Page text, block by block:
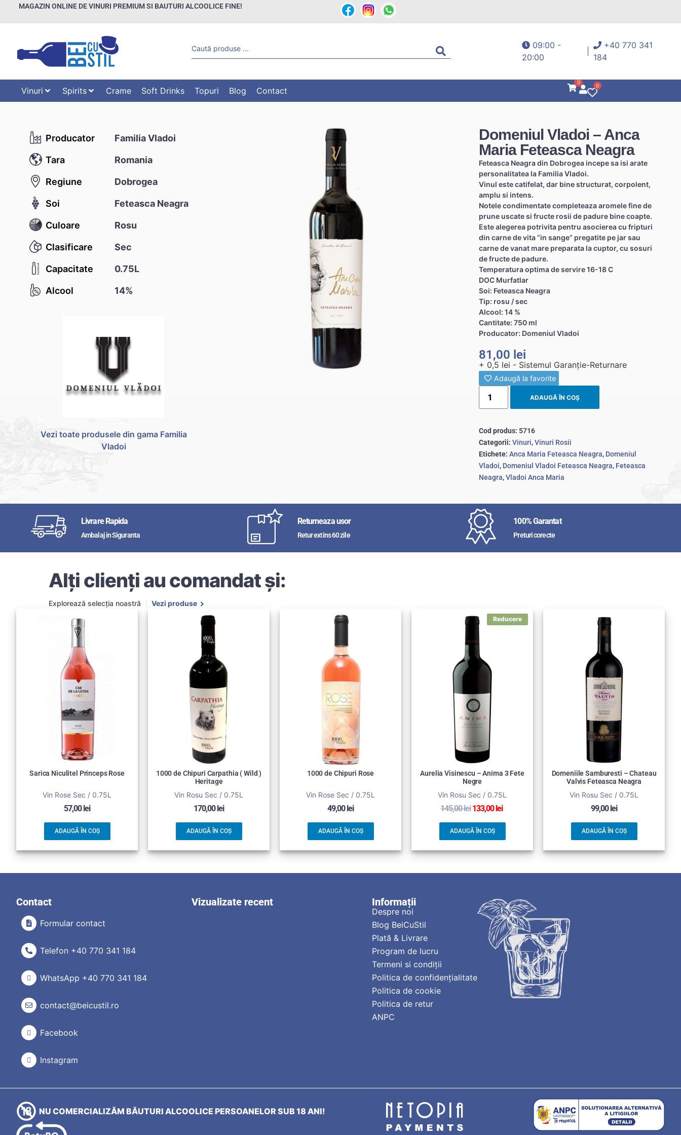
MAGAZIN ONLINE DE VINURI PREMIUM SI BAUTURI ALCOOLICE FINE!
09:00 -
20:00
+40 770 341
184
Vinuri Spirits Crame Soft Drinks Topuri Blog Contact
0
0
Producator Familia Vladoi
Tara Romania
Regiune Dobrogea
Soi Feteasca Neagra
Culoare Rosu
Clasificare Sec
Capacitate 0.75L
Alcool 14%
Vezi toate produsele din gama Familia
Vladoi
Domeniul Vladoi – Anca
Maria Feteasca Neagra
Feteasca Neagra din Dobrogea incepe sa isi arate
personalitatea la Familia Vladoi.
Vinul este catifelat, dar bine structurat, corpolent,
amplu si intens.
Notele condimentate completeaza aromele fine de
prune uscate si fructe rosii de padure bine coapte.
Este alegerea potrivita pentru asocierea cu fripturi
din carne de vita “in sange” pregatite pe jar sau
carne de vanat mare preparata la cuptor, cu sosuri
de fructe de padure.
Temperatura optima de servire 16-18 C
DOC Murfatlar
Soi: Feteasca Neagra
Tip: rosu / sec
Alcool: 14 %
Cantitate: 750 ml
Producator: Domeniul Vladoi
81,00 lei
+ 0,5 lei - Sistemul Garanție-Returnare
Adaugă la favorite
ADAUGĂ ÎN COȘ
Cod produs: 5716
Categorii: Vinuri,Vinuri Rosii
Etichete: Anca Maria Feteasca Neagra, Domeniul
Vladoi, Domeniul Vladoi Feteasca Neagra, Feteasca
Neagra,Vladoi Anca Maria
Livrare Rapida
Ambalaj in Siguranta
Returneaza usor
Retur extins 60 zile
100% Garantat
Preturi corecte
Alți clienți au comandat și:
Explorează selecția noastră Vezi produse
Sarica Niculitel Princeps Rose
Vin Rose Sec / 0.75L
57,00 lei
ADAUGĂ ÎN COȘ
1000 de Chipuri Carpathia ( Wild )
Heritage
Vin Rosu Sec / 0.75L
170,00 lei
ADAUGĂ ÎN COȘ
1000 de Chipuri Rose
Vin Rose Sec / 0.75L
49,00 lei
ADAUGĂ ÎN COȘ
Aurelia Visinescu – Anima 3 Fete
Negre
Vin Rosu Sec / 0.75L
145,00lei 133,00 lei
ADAUGĂ ÎN COȘ
Domeniile Samburesti – Chateau
Valvis Feteasca Neagra
Vin Rosu Sec / 0.75L
99,00 lei
ADAUGĂ ÎN COȘ
Contact
Formular contact
Telefon +40 770 341 184
WhatsApp +40 770 341 184
contact@beicustil.ro
Facebook
Instagram
Vizualizate recent Informații
Despre noi
Blog BeiCuStil
Plată & Livrare
Program de lucru
Termeni si condiții
Politica de confidențialitate
Politica de cookie
Politica de retur
ANPC
NU COMERCIALIZĂM BĂUTURI ALCOOLICE PERSOANELOR SUB 18 ANI!